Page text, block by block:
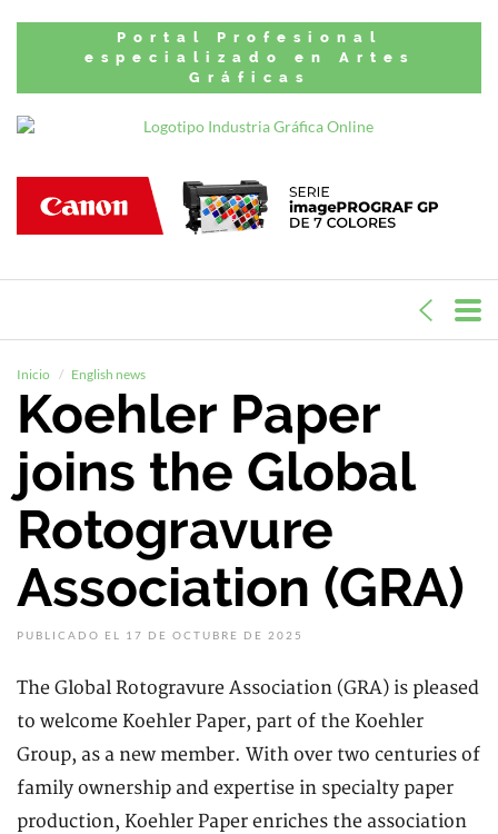
Portal Profesional
especializado en Artes
Gráficas
Inicio English news
Koehler Paper
joins the Global
Rotogravure
Association (GRA)
PUBLICADO EL 17 DE OCTUBRE DE 2025
The Global Rotogravure Association (GRA) is pleased
to welcome Koehler Paper, part of the Koehler
Group, as a new member. With over two centuries of
family ownership and expertise in specialty paper
production, Koehler Paper enriches the association